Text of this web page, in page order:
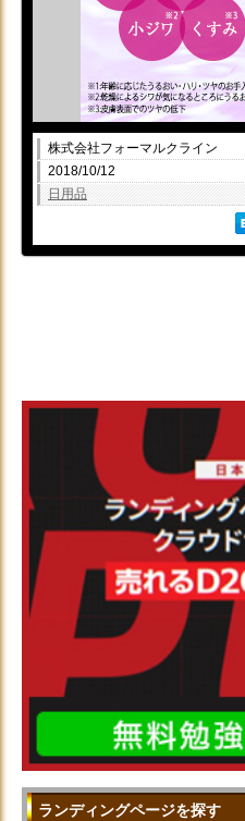
株式会社フォーマルクライン
2018/10/12
日用品
ランディングページを探す